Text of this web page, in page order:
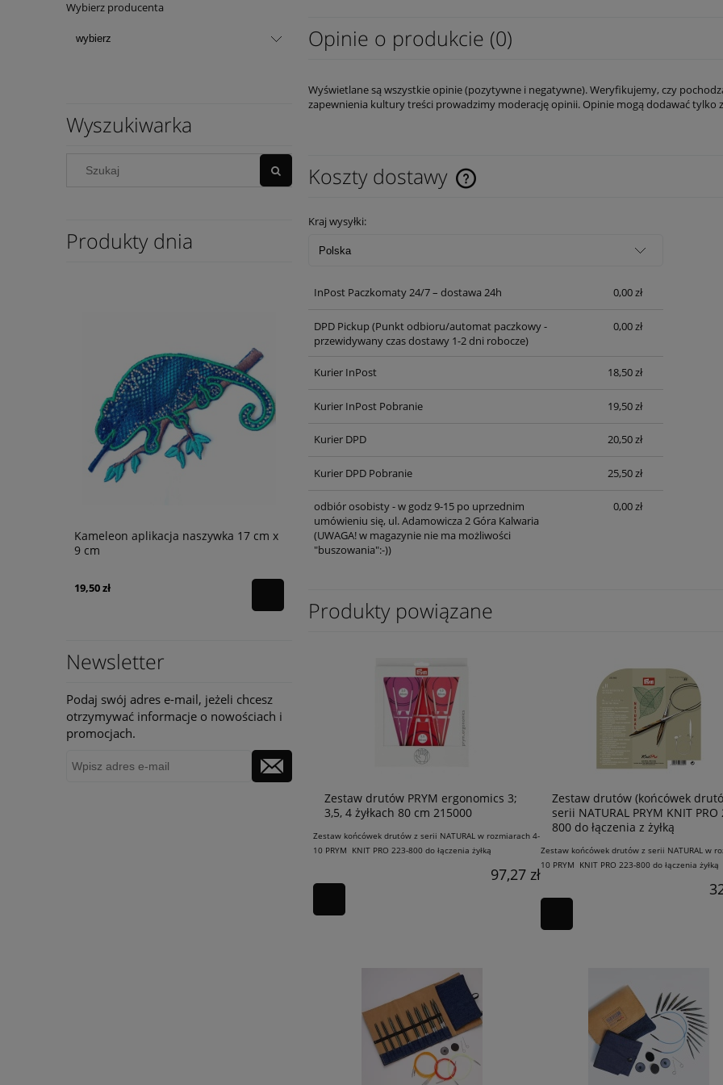
Wybierz producenta
Wyszukiwarka
Produkty dnia
Kameleon aplikacja naszywka 17 cm x
9 cm
19,50 zł
Cekinowy smok XL, 25cm x 25 cm
Newsletter
Podaj swój adres e-mail, jeżeli chcesz
otrzymywać informacje o nowościach i
promocjach.
Opinie o produkcie (0)
Wyświetlane są wszystkie opinie (pozytywne i negatywne). Weryfikujemy, czy
zapewnienia kultury treści prowadzimy moderację opinii. Opinie mogą dodawać tylko
Koszty dostawy
Kraj wysyłki:
InPost Paczkomaty 24/7 – dostawa 24h 0,00 zł
DPD Pickup(Punkt odbioru/automat paczkowy -
przewidywany czas dostawy 1-2 dni robocze)
0,00 zł
Kurier InPost 18,50 zł
Kurier InPost Pobranie 19,50 zł
Kurier DPD 20,50 zł
Kurier DPD Pobranie 25,50 zł
odbiór osobisty - w godz 9-15 po uprzednim
umówieniu się, ul. Adamowicza 2 Góra Kalwaria
(UWAGA! w magazynie nie ma możliwości
"buszowania":-))
0,00 zł
Produkty powiązane
Zestaw drutów PRYM ergonomics 3;
3,5, 4 żyłkach 80 cm 215000
Zestaw końcówek drutów z serii NATURAL w rozmiarach 4-
10 PRYM KNIT PRO 223-800 do łączenia żyłką
97,27 zł
Zestaw drutów (końcówek
serii NATURAL PRYM KNIT PRO
800 do łączenia z żyłką
Zestaw końcówek drutów z serii NATURAL w
10 PRYM KNIT PRO 223-800 do łączenia żyłką